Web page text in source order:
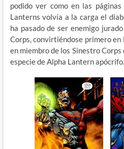
podido ver como en las
Lanterns volvía a la carga el
ha pasado de ser enemigo
Corps, convirtiéndose primero
en miembro de los Sinestro
especie de Alpha Lantern apócrifo.